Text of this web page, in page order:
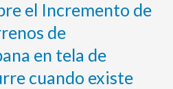
el Incremento de
de
en tela de
cuando existe